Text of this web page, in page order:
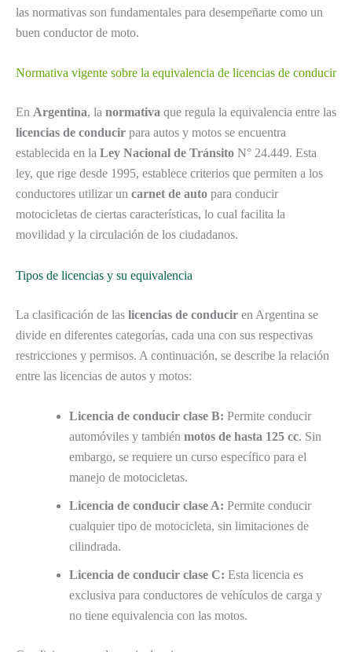
las normativas son fundamentales para desempeñarte como un
buen conductor de moto.
Normativa vigente sobre la equivalencia de licencias de conducir
En Argentina, la normativa que regula la equivalencia entre las
licencias de conducir para autos y motos se encuentra
establecida en la Ley Nacional de Tránsito N° 24.449. Esta
ley, que rige desde 1995, establece criterios que permiten a los
conductores utilizar un carnet de auto para conducir
motocicletas de ciertas características, lo cual facilita la
movilidad y la circulación de los ciudadanos.
Tipos de licencias y su equivalencia
La clasificación de las licencias de conducir en Argentina se
divide en diferentes categorías, cada una con sus respectivas
restricciones y permisos. A continuación, se describe la relación
entre las licencias de autos y motos:
Licencia de conducir clase B: Permite conducir
automóviles y también motos de hasta 125 cc. Sin
embargo, se requiere un curso específico para el
manejo de motocicletas.
Licencia de conducir clase A: Permite conducir
cualquier tipo de motocicleta, sin limitaciones de
cilindrada.
Licencia de conducir clase C: Esta licencia es
exclusiva para conductores de vehículos de carga y
no tiene equivalencia con las motos.